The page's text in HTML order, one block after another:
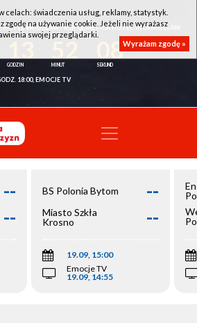
WROCŁAW - KSK QEMETICA NOTEĆ INOWROCŁAW
08
18:00, EMOCJE TV
--
--
BS Polonia Bytom --
Miasto Szkła
Krosno
--
19.09, 15:00
Emocje TV
19.09, 14:55
celach: świadczenia usług, reklamy, statystyk.
zgodę na używanie cookie. Jeżeli nie wyrażasz
swojej przeglądarki.
Wyrażam zgodę »